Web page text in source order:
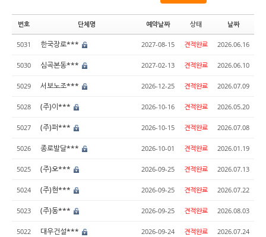
번호 단체명 예약날짜 상태 날짜
5031 한국장로*** 2027-08-15 견적완료 2026.06.16
5030 심곡본동*** 2027-02-13 견적완료 2026.06.10
5029 서보노조*** 2026-12-25 견적완료 2026.07.09
5028 (주)이*** 2026-10-16 견적완료 2026.05.20
5027 (주)퍼*** 2026-10-15 견적완료 2026.07.08
5026 종로발달*** 2026-10-01 견적완료 2026.01.19
5025 (주)오*** 2026-09-25 견적완료 2026.07.13
5024 (주)현*** 2026-09-25 견적완료 2026.07.22
5023 (주)동*** 2026-09-25 견적완료 2026.08.03
5022 대우건설*** 2026-09-24 견적완료 2026.07.24